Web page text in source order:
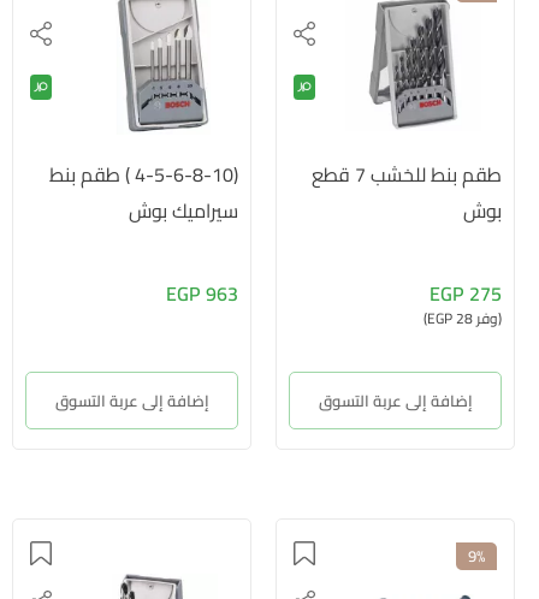
طقم بنط للخشب 7 قطع
بوش
275 EGP
(وفر 28 EGP)
إضافة إلى عربة التسوق
(4-5-6-8-10 ) طقم بنط
سيراميك بوش
963 EGP
إضافة إلى عربة التسوق
9%